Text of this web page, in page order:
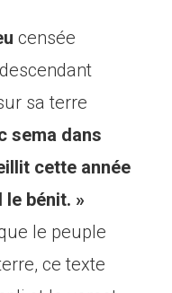
censée
sa terre
sema dans
cette année
le bénit. »
le peuple
ce texte